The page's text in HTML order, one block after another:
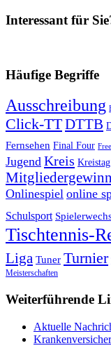
Interessant für
Häufige Begriffe
Ausschreibung
Click-TTDTTB
Fernsehen Final Four
Jugend Kreis Kreistag
Onlinespiel online
Schulsport
Tischtennis-
Liga Tuner Turnier
Meisterschaften
Weiterführende
Aktuelle